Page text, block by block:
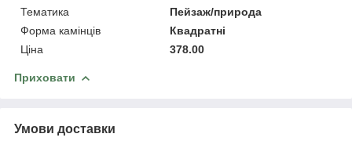
Тематика
Пейзаж/природа
Форма камінців
Квадратні
Ціна
378.00
Приховати
Умови доставки